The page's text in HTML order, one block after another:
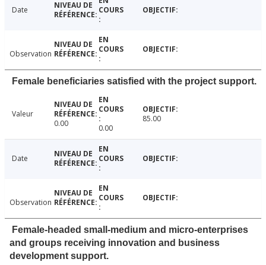
Date
Observation
Female beneficiaries satisfied with the project support.
Valeur
0.00
0.00
85.00
Date
Observation
Female-headed small-medium and micro-enterprises
and groups receiving innovation and business
development support.